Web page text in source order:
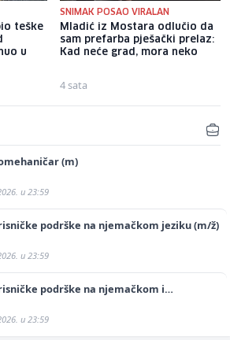
teške
u
SNIMAK POSAO VIRALAN
Mladić iz Mostara odlučio da
sam prefarba pješački prelaz:
Kad neće grad, mora neko
4 sata
(m)
u 23:59
podrške na njemačkom jeziku (m/ž)
u 23:59
podrške na njemačkom i
(m/ž)
u 23:59